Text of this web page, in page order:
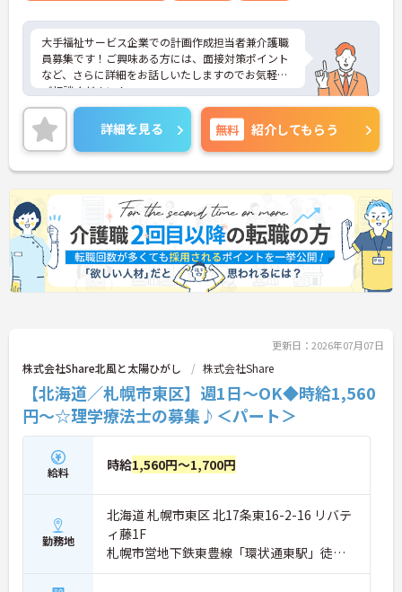
大手福祉サービス企業での計画作成担当者兼介護職
員募集です！ご興味ある方には、面接対策ポイント
など、さらに詳細をお話しいたしますのでお気軽に
ご相談ください！
詳細を見る 無料 紹介してもらう
更新日：2026年07月07日
株式会社Share北風と太陽ひがし 株式会社Share
【北海道／札幌市東区】週1日～OK◆時給1,560
円～☆理学療法士の募集♪＜パート＞
給料 時給1,560円～1,700円
勤務地
北海道 札幌市東区 北17条東16-2-16 リバテ
ィ藤1F
札幌市営地下鉄東豊線「環状通東駅」徒歩6
分